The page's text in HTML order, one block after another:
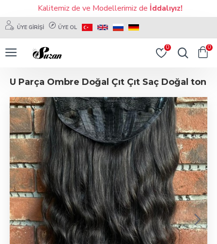
Kalitemiz de ve Modellerimiz deİddalıyız!
ÜYE GIRIŞI ÜYE OL
0 0
U Parça Ombre Doğal Çıt Çıt Saç Doğal ton